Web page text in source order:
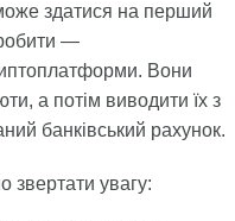
здатися на перший
—
Вони
а потім виводити їх з
банківський рахунок.
звертати увагу: